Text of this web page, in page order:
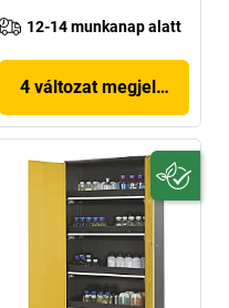
12-14 munkanap alatt
4 változat megjelenítése